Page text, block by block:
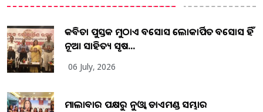
କବିତା ପୁସ୍ତକ ମୁଠାଏ ଅବସୋସ ଲୋକାର୍ପିତ ଅବସୋସ ହିଁ
ନୂଆ ସାହିତ୍ୟ ସୃଷ...
06 July, 2026
ମାଲାବାର ପକ୍ଷରୁ ନୁଓ୍ବା ଡାଏମଣ୍ଡ ସମ୍ଭାର